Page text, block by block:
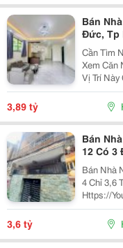
Bán
Đức, Tp
Cần Tìm
Xem Căn
Vị Trí
Nhanh
3,89 tỷ
Bán Nhà
12 Có 3
Bán Nhà Nguyễn
4 Chỉ 3,6 Tỷ Clip Nhà Https://Vt.tiktok.com/Zs4Bxlk3W/
Https://
Ulrqinf8N Vị Trí Đẹp, Cách Mặt Tiền Nguyễn Thần Hiến
Chỉ , 10
3,6 tỷ